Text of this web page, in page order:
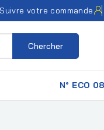
Suivre votre commande
Chercher
N° ECO